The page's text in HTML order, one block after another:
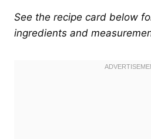
See the recipe card below
ingredients and